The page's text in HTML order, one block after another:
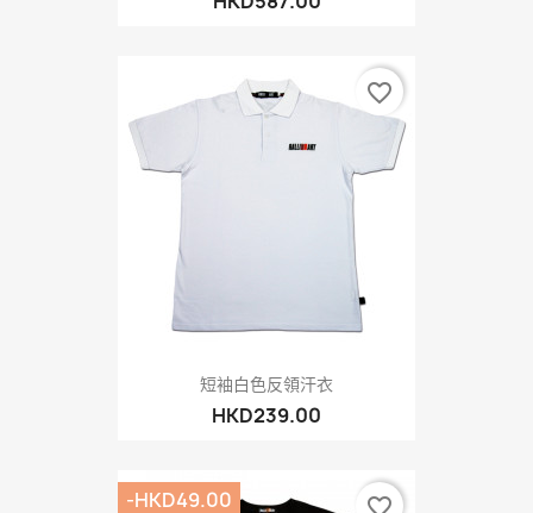
短袖白色反領汗衣
HKD239.00
favorite_border
-HKD49.00